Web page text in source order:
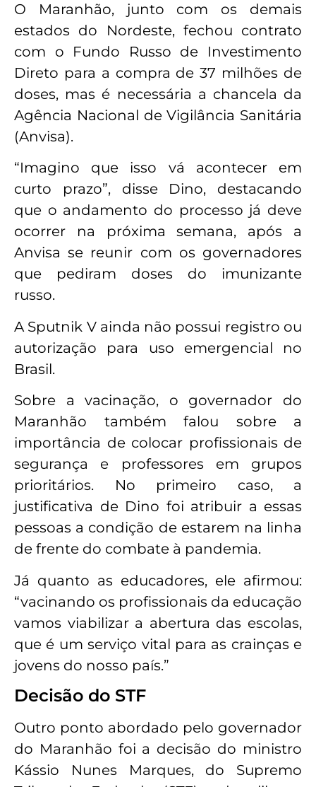
O Maranhão, junto com os demais
estados do Nordeste, fechou contrato
com o Fundo Russo de Investimento
Direto para a compra de 37 milhões de
doses, mas é necessária a chancela da
Agência Nacional de Vigilância Sanitária
(Anvisa).
“Imagino que isso vá acontecer em
curto prazo”, disse Dino, destacando
que o andamento do processo já deve
ocorrer na próxima semana, após a
Anvisa se reunir com os governadores
que pediram doses do imunizante
russo.
A Sputnik V ainda não possui registro ou
autorização para uso emergencial no
Brasil.
Sobre a vacinação, o governador do
Maranhão também falou sobre a
importância de colocar profissionais de
segurança e professores em grupos
prioritários. No primeiro caso, a
justificativa de Dino foi atribuir a essas
pessoas a condição de estarem na linha
de frente do combate à pandemia.
Já quanto as educadores, ele afirmou:
“vacinando os profissionais da educação
vamos viabilizar a abertura das escolas,
que é um serviço vital para as crainças e
jovens do nosso país.”
Decisão do STF
Outro ponto abordado pelo governador
do Maranhão foi a decisão do ministro
Kássio Nunes Marques, do Supremo